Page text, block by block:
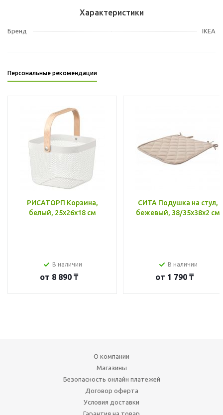
Характеристики
Бренд IKEA
Персональные рекомендации
РИСАТОРП Корзина,
белый, 25x26x18 см
В наличии
от 8 890 ₸
СИТА Подушка на стул,
бежевый, 38/35x38x2 см
В наличии
от 1 790 ₸
О компании
Магазины
Безопасность онлайн платежей
Договор оферта
Условия доставки
Гарантия на товар